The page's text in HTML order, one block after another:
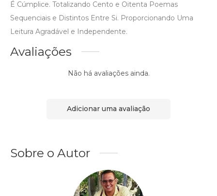
É Cúmplice. Totalizando Cento e Oitenta Poemas
Sequenciais e Distintos Entre Si. Proporcionando Uma
Leitura Agradável e Independente.
Avaliações
Não há avaliações ainda.
Adicionar uma avaliação
Sobre o Autor